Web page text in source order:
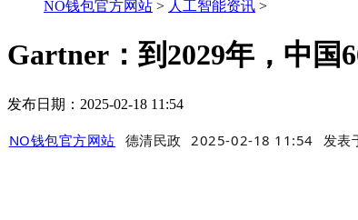
NO钱包官方网站 > 人工智能资讯 >
Gartner：到2029年，中
发布日期：2025-02-18 11:54
NO钱包官方网站 德清民政 2025-02-18 11:54 发表